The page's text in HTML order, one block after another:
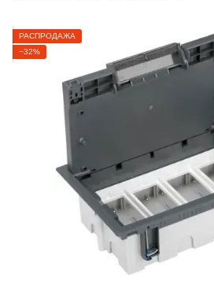
РАСПРОДАЖА
−32%